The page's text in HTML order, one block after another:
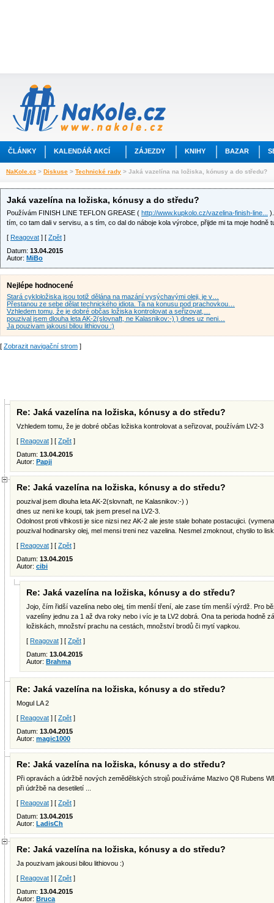
ČLÁNKY KALENDÁŘ AKCÍ ZÁJEZDY KNIHY BAZAR
NaKole.cz > Diskuse > Technické rady > Jaká vazelína na ložiska, kónusy a do středu?
Jaká vazelína na ložiska, kónusy a do středu?
Používám FINISH LINE TEFLON GREASE ( http://www.kupkolo.cz/vazelina-finish-line...
tím, co tam dali v servisu, a s tím, co dal do náboje kola výrobce, přijde mi ta moje hodně
[ Reagovat ] [ Zpět ]
Datum: 13.04.2015
Autor: MiBo
Nejlépe hodnocené
Stará cykloložiska jsou totiž dělána na mazání vysýchavými oleji, je v…
Přestanou ze sebe dělat technického idiota. Ta na konusu pod prachovkou…
Vzhledem tomu, že je dobré občas ložiska kontrolovat a seřizovat,…
pouzival jsem dlouha leta AK-2(slovnaft, ne Kalasnikov:-) ) dnes uz neni…
Ja pouzivam jakousi bilou lithiovou :)
[ Zobrazit navigační strom ]
Re: Jaká vazelína na ložiska, kónusy a do středu?
Vzhledem tomu, že je dobré občas ložiska kontrolovat a seřizovat, používám LV2-3
[ Reagovat ] [ Zpět ]
Datum: 13.04.2015
Autor: Papji
Re: Jaká vazelína na ložiska, kónusy a do středu?
pouzival jsem dlouha leta AK-2(slovnaft, ne Kalasnikov:-) )
dnes uz neni ke koupi, tak jsem presel na LV2-3.
Odolnost proti vlhkosti je sice nizsi nez AK-2 ale jeste stale bohate postacujici.
pouzival hodinarsky olej, mel mensi treni nez vazelina. Nesmel zmoknout, chytilo to
[ Reagovat ] [ Zpět ]
Datum: 13.04.2015
Autor: cibi
Re: Jaká vazelína na ložiska, kónusy a do středu?
Jojo, čím řidší vazelína nebo olej, tím menší tření, ale zase tím menší výrdž. Pro
vazelíny jednu za 1 až dva roky nebo i víc je ta LV2 dobrá. Ona ta perioda hodně
ložiskách, množství prachu na cestách, množství brodů či mytí vapkou.
[ Reagovat ] [ Zpět ]
Datum: 13.04.2015
Autor: Brahma
Re: Jaká vazelína na ložiska, kónusy a do středu?
Mogul LA 2
[ Reagovat ] [ Zpět ]
Datum: 13.04.2015
Autor: magic1000
Re: Jaká vazelína na ložiska, kónusy a do středu?
Při opravách a údržbě nových zemědělských strojů používáme Mazivo Q8 Rubens
při údržbě na desetiletí ...
[ Reagovat ] [ Zpět ]
Datum: 13.04.2015
Autor: LadisCh
Re: Jaká vazelína na ložiska, kónusy a do středu?
Ja pouzivam jakousi bilou lithiovou :)
[ Reagovat ] [ Zpět ]
Datum: 13.04.2015
Autor: Bruca